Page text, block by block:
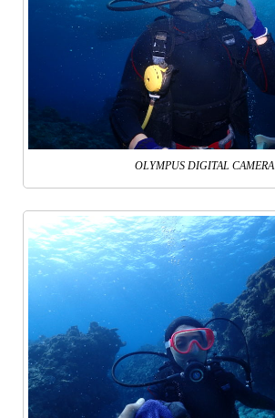
OLYMPUS DIGITAL CAMERA